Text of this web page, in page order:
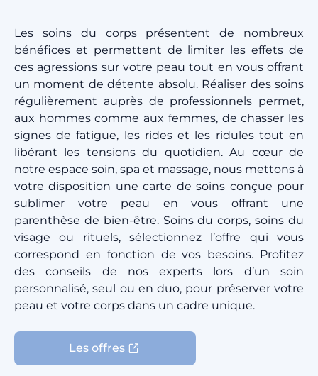
Les soins du corps présentent de nombreux
bénéfices et permettent de limiter les effets de
ces agressions sur votre peau tout en vous offrant
un moment de détente absolu. Réaliser des soins
régulièrement auprès de professionnels permet,
aux hommes comme aux femmes, de chasser les
signes de fatigue, les rides et les ridules tout en
libérant les tensions du quotidien. Au cœur de
notre espace soin, spa et massage, nous mettons à
votre disposition une carte de soins conçue pour
sublimer votre peau en vous offrant une
parenthèse de bien-être. Soins du corps, soins du
visage ou rituels, sélectionnez l’offre qui vous
correspond en fonction de vos besoins. Profitez
des conseils de nos experts lors d’un soin
personnalisé, seul ou en duo, pour préserver votre
peau et votre corps dans un cadre unique.
Les offres